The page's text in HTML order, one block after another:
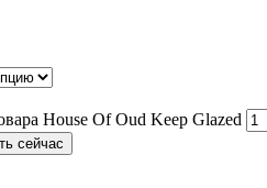
House Of Oud Keep Glazed
сейчас